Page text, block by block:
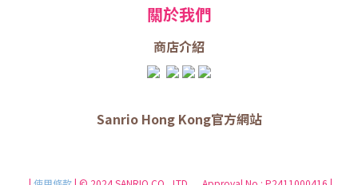
關於我們
商店介紹
Sanrio Hong Kong官方網站